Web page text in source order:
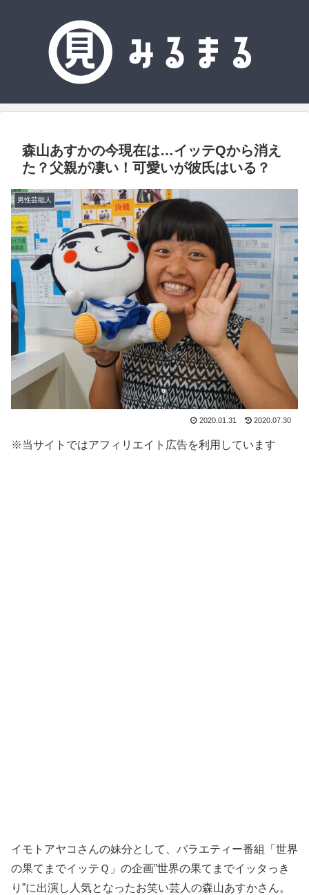
森山あすかの今現在は…イッテQから消え
た？父親が凄い！可愛いが彼氏はいる？
男性芸能人
2020.01.31 2020.07.30
※当サイトではアフィリエイト広告を利用しています
イモトアヤコさんの妹分として、バラエティー番組「世界
の果てまでイッテＱ」の企画”世界の果てまでイッタっき
り”に出演し人気となったお笑い芸人の森山あすかさん。